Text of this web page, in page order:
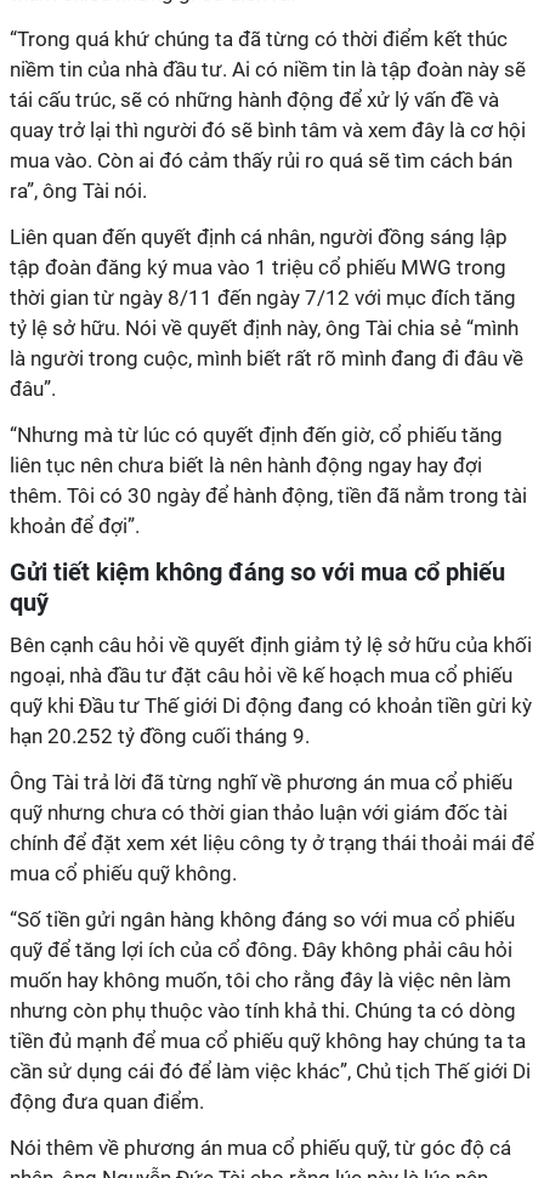
“Trong quá khứ chúng ta đã từng có thời điểm kết thúc
niềm tin của nhà đầu tư. Ai có niềm tin là tập đoàn này sẽ
tái cấu trúc, sẽ có những hành động để xử lý vấn đề và
quay trở lại thì người đó sẽ bình tâm và xem đây là cơ hội
mua vào. Còn ai đó cảm thấy rủi ro quá sẽ tìm cách bán
ra”, ông Tài nói.
Liên quan đến quyết định cá nhân, người đồng sáng lập
tập đoàn đăng ký mua vào 1 triệu cổ phiếu MWG trong
thời gian từ ngày 8/11 đến ngày 7/12 với mục đích tăng
tỷ lệ sở hữu. Nói về quyết định này, ông Tài chia sẻ “mình
là người trong cuộc, mình biết rất rõ mình đang đi đâu về
đâu”.
“Nhưng mà từ lúc có quyết định đến giờ, cổ phiếu tăng
liên tục nên chưa biết là nên hành động ngay hay đợi
thêm. Tôi có 30 ngày để hành động, tiền đã nằm trong tài
khoản để đợi”.
Gửi tiết kiệm không đáng so với mua cổ phiếu
quỹ
Bên cạnh câu hỏi về quyết định giảm tỷ lệ sở hữu của khối
ngoại, nhà đầu tư đặt câu hỏi về kế hoạch mua cổ phiếu
quỹ khi Đầu tư Thế giới Di động đang có khoản tiền gừi kỳ
hạn 20.252 tỷ đồng cuối tháng 9.
Ông Tài trả lời đã từng nghĩ về phương án mua cổ phiếu
quỹ nhưng chưa có thời gian thảo luận với giám đốc tài
chính để đặt xem xét liệu công ty ở trạng thái thoải mái để
mua cổ phiếu quỹ không.
“Số tiền gửi ngân hàng không đáng so với mua cổ phiếu
quỹ để tăng lợi ích của cổ đông. Đây không phải câu hỏi
muốn hay không muốn, tôi cho rằng đây là việc nên làm
nhưng còn phụ thuộc vào tính khả thi. Chúng ta có dòng
tiền đủ mạnh để mua cổ phiếu quỹ không hay chúng ta ta
cần sử dụng cái đó để làm việc khác”, Chủ tịch Thế giới Di
động đưa quan điểm.
Nói thêm về phương án mua cổ phiếu quỹ, từ góc độ cá